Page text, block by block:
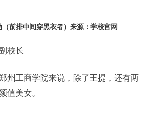
前排中间穿黑衣者）来源：学校官网
校长
州工商学院来说，除了王提，还有两
值美女。